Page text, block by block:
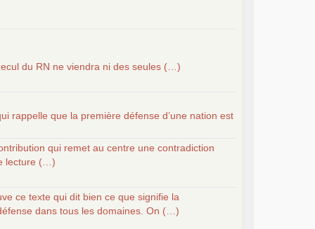
du RN ne viendra ni des seules (…)
rappelle que la première défense d’une nation est
qui remet au centre une contradiction
lecture (…)
ce texte qui dit bien ce que signifie la
dans tous les domaines. On (…)